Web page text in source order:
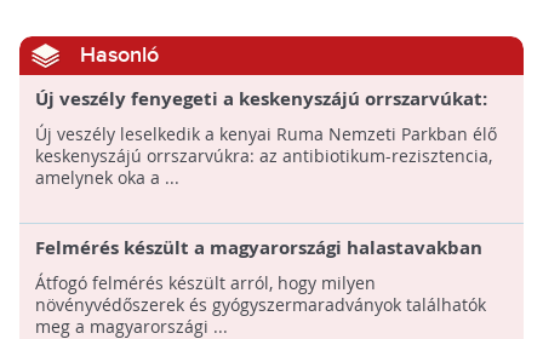
Hasonló
Új veszély fenyegeti a keskenyszájú orrszarvúkat:
az antibiotikum-rezisztencia
Új veszély leselkedik a kenyai Ruma Nemzeti Parkban élő
keskenyszájú orrszarvúkra: az antibiotikum-rezisztencia,
amelynek oka a ...
Felmérés készült a magyarországi halastavakban
található növényvédőszerekről és
gyógyszermaradványokról
Átfogó felmérés készült arról, hogy milyen
növényvédőszerek és gyógyszermaradványok találhatók
meg a magyarországi ...